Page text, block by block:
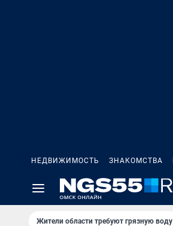
НЕДВИЖИМОСТЬ ЗНАКОМСТВА
Жители области требуют грязную воду